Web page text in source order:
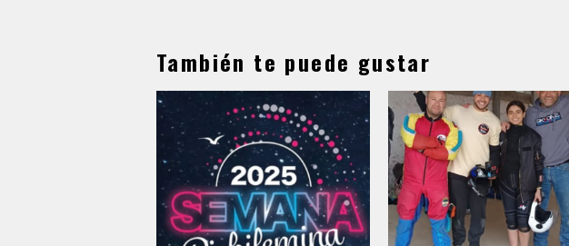
También te puede gustar